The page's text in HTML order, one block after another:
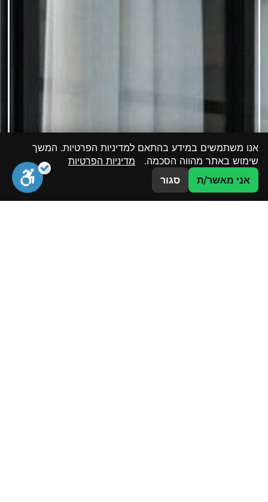
אנו משתמשים במידע בהתאם למדיניות הפרטיות. המשך
שימוש באתר מהווה הסכמה. מדיניות הפרטיות
אני מאשר/ת
סגורצרו קשר